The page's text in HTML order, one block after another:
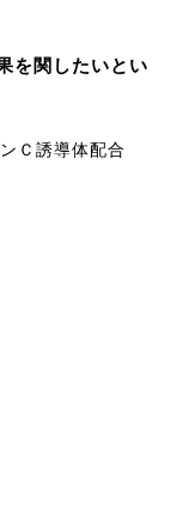
を関したいとい
Ｃ誘導体配合